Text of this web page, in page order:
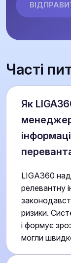
Часті
Як
LIGA360
релевантну
ризики.
і формує
могли